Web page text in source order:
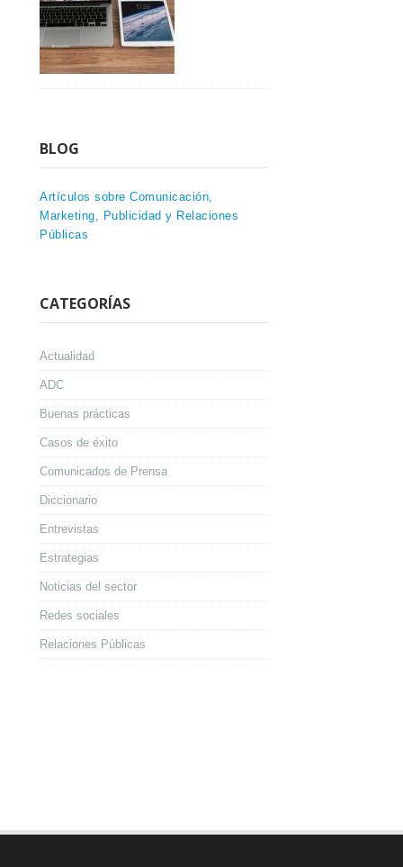
BLOG
Artículos sobre Comunicación,
Marketing, Publicidad y Relaciones
Públicas
CATEGORÍAS
Actualidad
ADC
Buenas prácticas
Casos de éxito
Comunicados de Prensa
Diccionario
Entrevistas
Estrategias
Noticias del sector
Redes sociales
Relaciones Públicas